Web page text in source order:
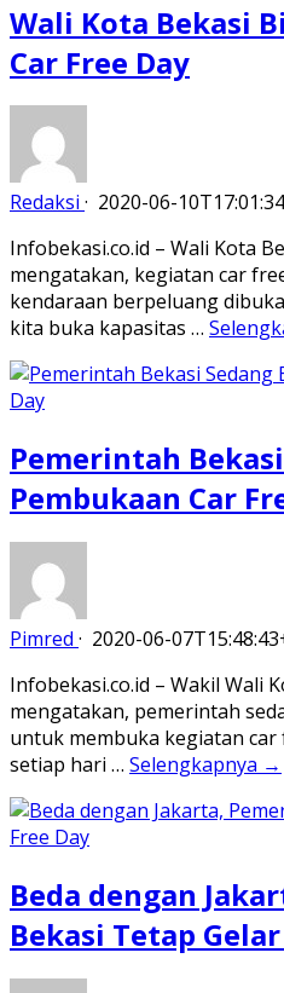
Wali Kota Bekasi
Car Free Day
Redaksi · 2020-06-
Infobekasi.co.id – Wali Kota
mengatakan, kegiatan car
kendaraan berpeluang
kita buka kapasitas …
Pemerintah
Pembukaan Car
Pimred · 2020-06-
Infobekasi.co.id – Wakil Wali
mengatakan, pemerintah
untuk membuka kegiatan car
setiap hari … Selengkapnya →
Beda dengan
Bekasi Tetap